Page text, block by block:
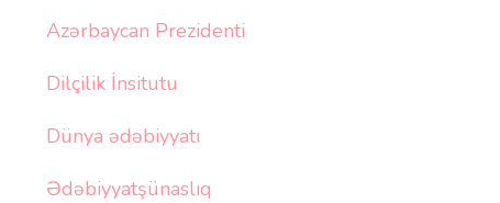
Azərbaycan Prezidenti
Dilçilik İnsitutu
Dünya ədəbiyyatı
Ədəbiyyatşünaslıq